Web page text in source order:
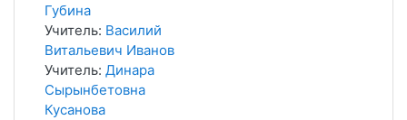
Губина
Учитель: Василий
Витальевич Иванов
Учитель: Динара
Сырынбетовна
Кусанова